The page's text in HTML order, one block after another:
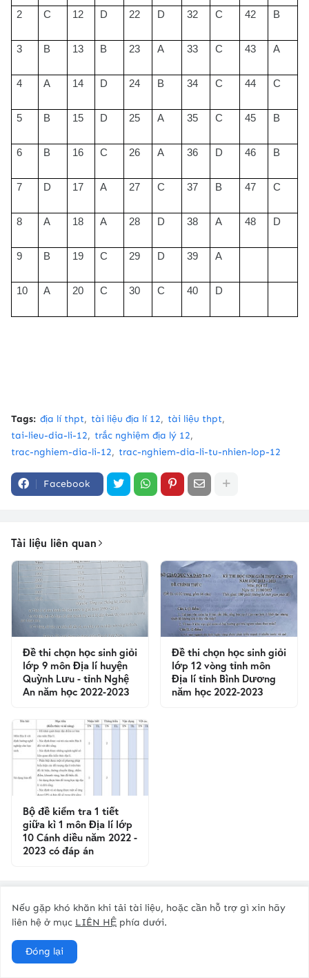
2 C 12 D 22 D 32 C 42 B
3 B 13 B 23 A 33 C 43 A
4 A 14 D 24 B 34 C 44 C
5 B 15 D 25 A 35 C 45 B
6 B 16 C 26 A 36 D 46 B
7 D 17 A 27 C 37 B 47 C
8 A 18 A 28 D 38 A 48 D
9 B 19 C 29 D 39 A
10 A 20 C 30 C 40 D
Tags: địa lí thpt tài liệu địa lí 12
tài liệu thpt
tai-lieu-dia-li-12
trắc nghiệm địa lý 12
trac-nghiem-dia-li-12
trac-nghiem-dia-li-tu-nhien-lop-12
Facebook
Tài liệu liên quan
Đề thi chọn học sinh giỏi
lớp 9 môn Địa lí huyện
Quỳnh Lưu - tỉnh Nghệ
An năm học 2022-2023
Đề thi chọn học sinh giỏi
lớp 12 vòng tỉnh môn
Địa lí tỉnh Bình Dương
năm học 2022-2023
Bộ đề kiểm tra 1 tiết
giữa kì 1 môn Địa lí lớp
10 Cánh diều năm 2022 -
2023 có đáp án
Previous Post Next Post
Tìm kiếm tài liệu trên website
Nếu gặp khó khăn khi tải tài liệu, hoặc cần hỗ trợ gì xin hãy
liên hệ ở mục LIÊN HỆ phía dưới.
Đóng lại